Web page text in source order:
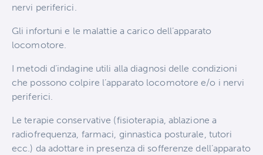
nervi periferici.
Gli infortuni e le malattie a carico dell’apparato
locomotore.
I metodi d’indagine utili alla diagnosi delle condizioni
che possono colpire l’apparato locomotore e/o i nervi
periferici.
Le terapie conservative (fisioterapia, ablazione a
radiofrequenza, farmaci, ginnastica posturale, tutori
ecc.) da adottare in presenza di sofferenze dell’apparato